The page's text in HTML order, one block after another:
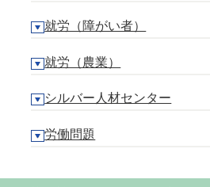
就労（障がい者）
就労（農業）
シルバー人材センター
労働問題